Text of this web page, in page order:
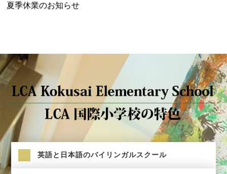
夏季休業のお知らせ
英語と日本語のバイリンガルスクール